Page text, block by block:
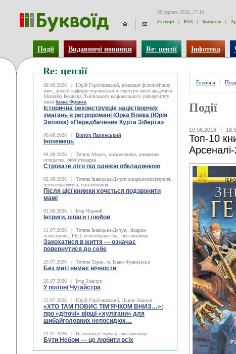
08 серпня 2026, 17:16
Експорт
| RSS | Контакти |
Події Видавничі новинки Re: цензії Інфотека
Re: цензії
08.08.2026 |
Юрій Горблянський, кандидат філологічних
наук, доцент кафедри української літератури імені академіка
Михайла Возняка Львівського національного університету
імені
Івана Франка
Історична реконструкція націєтворчих
змагань в ретроромані Юрка Вовка (Юрія
Зилюка) «Передбачення Курта Зіберта»
06.08.2026 | Віктор Палинський
Іноземець
04.08.2026 |
Тетяна Мороз, письменниця, книжкова
оглядачка, бібліотекарка
Строкате літо під однією обкладинкою
02.08.2026 |
Тетяна Іваніцька-Дячун лікарка-психіатриня,
психотерапевтка, письменниця
Після цієї книжки хочеться подзвонити
мамі
02.08.2026 | Ігор Чорний
Інтриги, шпаги і любов
31.07.2026 |
Тетяна Іваніцька-Дячун, лікарка-
психіатриня, PhD, психотерапевтка, письменниця
Закохатися в життя — означає
повернутися до себе
29.07.2026 | Тетяна Торак, м. Івано-Франківськ
Без миті немає вічности
26.07.2026 | Ігор Зіньчук
У полоні Чугайстра
22.07.2026 | Юрій Горблянський, Львів–Зашків
«ХТО ТАМ ПОВИС ТІМ’ЯЧКОМ ВНИЗ…»:
про «діточі» вірші-«хулігани» для
шибайголовних непосидюх…
21.07.2026 | Валентина Семеняк, письменниця
Бути Небом ― це любити всіх
Головна \
Події
10.06.2018 |
Топ-10